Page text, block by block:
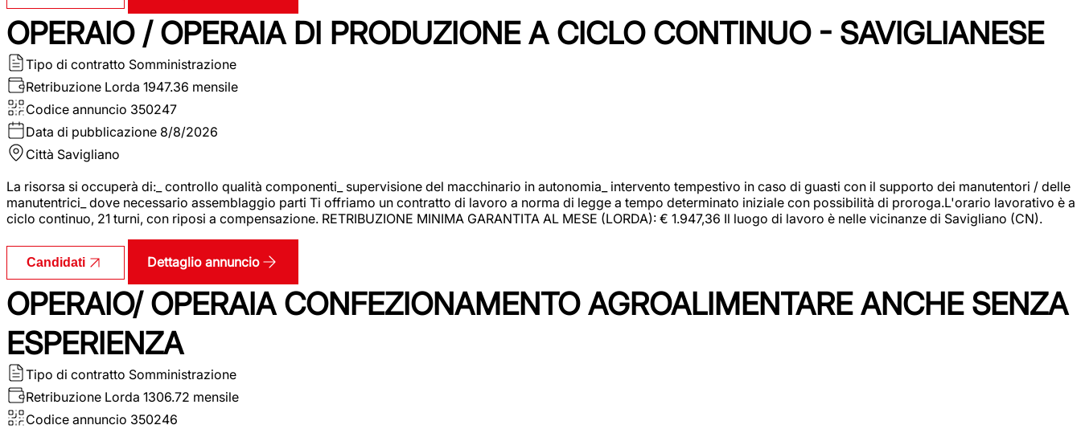
OPERAIO / OPERAIA DI PRODUZIONE A CICLO CONTINUO - SAVIGLIANESE
Tipo di contratto Somministrazione
Retribuzione Lorda 1947.36 mensile
Codice annuncio 350247
Data di pubblicazione 8/8/2026
Città Savigliano
La risorsa si occuperà di:_ controllo qualità componenti_ supervisione del macchinario in autonomia_ intervento tempestivo in caso di guasti con il supporto dei manutentori / delle
manutentrici_ dove necessario assemblaggio parti Ti offriamo un contratto di lavoro a norma di legge a tempo determinato iniziale con possibilità di proroga.L'orario lavorativo è a
ciclo continuo, 21 turni, con riposi a compensazione. RETRIBUZIONE MINIMA GARANTITA AL MESE (LORDA): € 1.947,36 Il luogo di lavoro è nelle vicinanze di Savigliano (CN).
Candidati Dettaglio annuncio
OPERAIO/ OPERAIA CONFEZIONAMENTO AGROALIMENTARE ANCHE SENZA
ESPERIENZA
Tipo di contratto Somministrazione
Retribuzione Lorda 1306.72 mensile
Codice annuncio 350246